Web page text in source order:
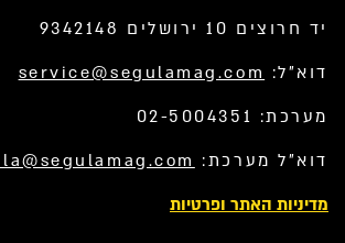
יד חרוצים 10 ירושלים 9342148
דוא”ל: service@segulamag.com
מערכת: 02-5004351
דוא”ל מערכת:
מדיניות האתר ופרטיות